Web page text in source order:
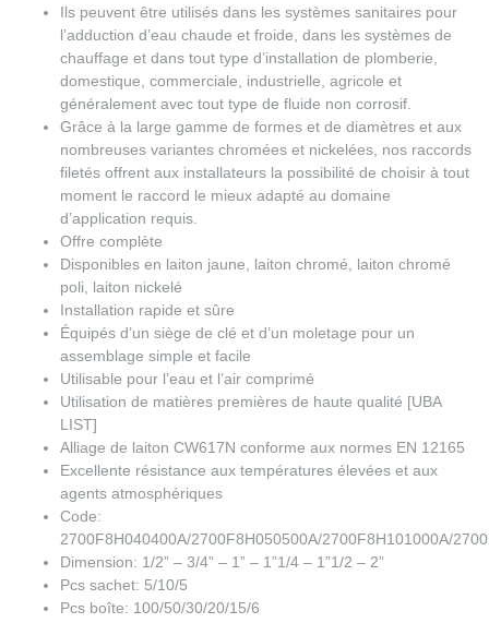
Ils peuvent être utilisés dans les systèmes sanitaires pour
l’adduction d’eau chaude et froide, dans les systèmes de
chauffage et dans tout type d’installation de plomberie,
domestique, commerciale, industrielle, agricole et
généralement avec tout type de fluide non corrosif.
Grâce à la large gamme de formes et de diamètres et aux
nombreuses variantes chromées et nickelées, nos raccords
filetés offrent aux installateurs la possibilité de choisir à tout
moment le raccord le mieux adapté au domaine
d’application requis.
Offre complète
Disponibles en laiton jaune, laiton chromé, laiton chromé
poli, laiton nickelé
Installation rapide et sûre
Équipés d’un siège de clé et d’un moletage pour un
assemblage simple et facile
Utilisable pour l’eau et l’air comprimé
Utilisation de matières premières de haute qualité [UBA
LIST]
Alliage de laiton CW617N conforme aux normes EN 12165
Excellente résistance aux températures élevées et aux
agents atmosphériques
Code:
2700F8H040400A/2700F8H050500A/2700F8H101000A/
Dimension: 1/2” – 3/4” – 1” – 1”1/4 – 1”1/2 – 2”
Pcs sachet: 5/10/5
Pcs boîte: 100/50/30/20/15/6